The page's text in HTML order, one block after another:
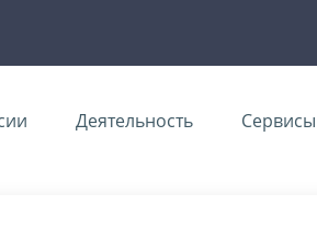
Деятельность Сервисы